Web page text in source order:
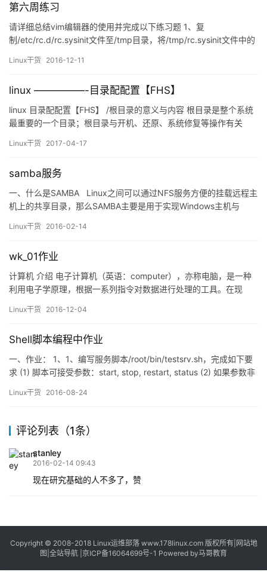
第六周练习
请详细总结vim编辑器的使用并完成以下练习题 1、复
制/etc/rc.d/rc.sysinit文件至/tmp目录，将/tmp/rc.sysinit文件中的
/etc/rc.d/rc.sysinit /tmp/2.[root – www ~]#>vi /tmp…
Linux干货 2016-12-11
linux —————-目录配配置【FHS】
linux 目录配配置【FHS】 /根目录的意义与内容 根目录是整个系统
最重要的一个目录；根目录与开机、还原、系统修复等操作有关
装的软件最好不要与根目录放在同一个分区内，保持根目录越小越
较特殊【bin放置的是在单用户维护模…
Linux干货 2017-04-17
samba服务
一、什么是SAMBA Linux之间可以通过NFS服务方便的挂载远程主
机上的共享目录，那么SAMBA主要是用于实现Windows主机与
二、SAMBA使用的daemon 1、nmbd：在Linux上实现
Linux干货 2016-02-14
wk_01作业
计算机 介绍 电子计算机（英语：computer），亦称电脑，是一种
利用电子学原理，根据一系列指令对数据进行处理的工具。在现
技术研究叫计算机科学，而“计算机技术”指的是将计算机科学的成果
技术”与“计算机科学”是两个相关而又不同的概念，它们的不…
Linux干货 2016-12-04
Shell脚本编程中作业
一、作业： 1、1、编写服务脚本/root/bin/testsrv.sh，完成如下要
求 (1) 脚本可接受参数：start, stop, restart, status (2) 如果参数非
建/var/lock/subsys/SCRIPT_NAME, 并显示“启动成功” 考虑：如果
Linux干货 2016-08-24
评论列表（1条）
stanley
2016-02-14 09:43
现在研究基础的人不多了，赞
Copyright © 2008-2018 Linux运维部落www.178linux.com 版权所有| 网站地
图 全站导航 京ICP备16064699号-1 Powered by马哥教育